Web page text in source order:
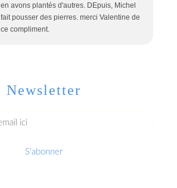
en avons plantés d'autres. DEpuis, Michel
fait pousser des pierres. merci Valentine de
ce compliment.
Newsletter